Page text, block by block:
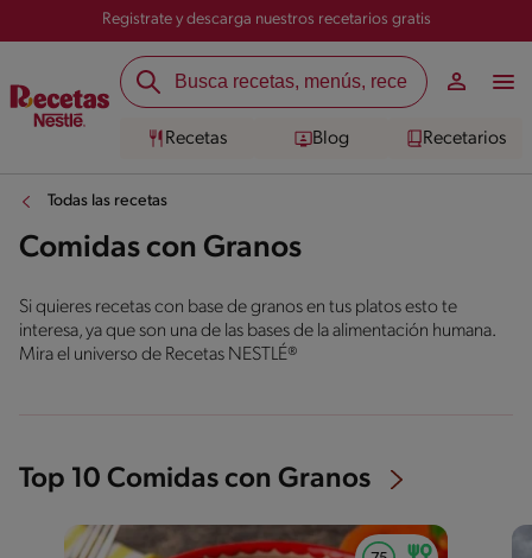
Registrate y descarga nuestros recetarios gratis
Recetas Blog Recetarios
Todas las recetas
Comidas con Granos
Si quieres recetas con base de granos en tus platos esto te
interesa, ya que son una de las bases de la alimentación humana.
Mira el universo de Recetas NESTLÉ®
Top 10 Comidas con Granos